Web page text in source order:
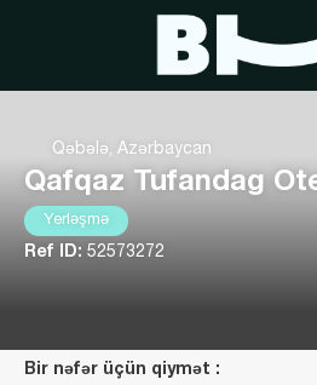
Qəbələ, Azərbaycan
Qafqaz Tufandag
Yerləşmə
Ref ID: 52573272
Bir nəfər üçün qiymət :